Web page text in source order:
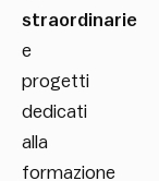
straordinarie
e
progetti
dedicati
alla
formazione